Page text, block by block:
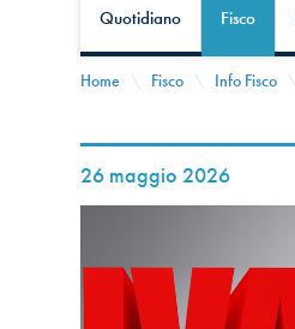
Quotidiano Fisco
Home Fisco Info Fisco
26 maggio 2026